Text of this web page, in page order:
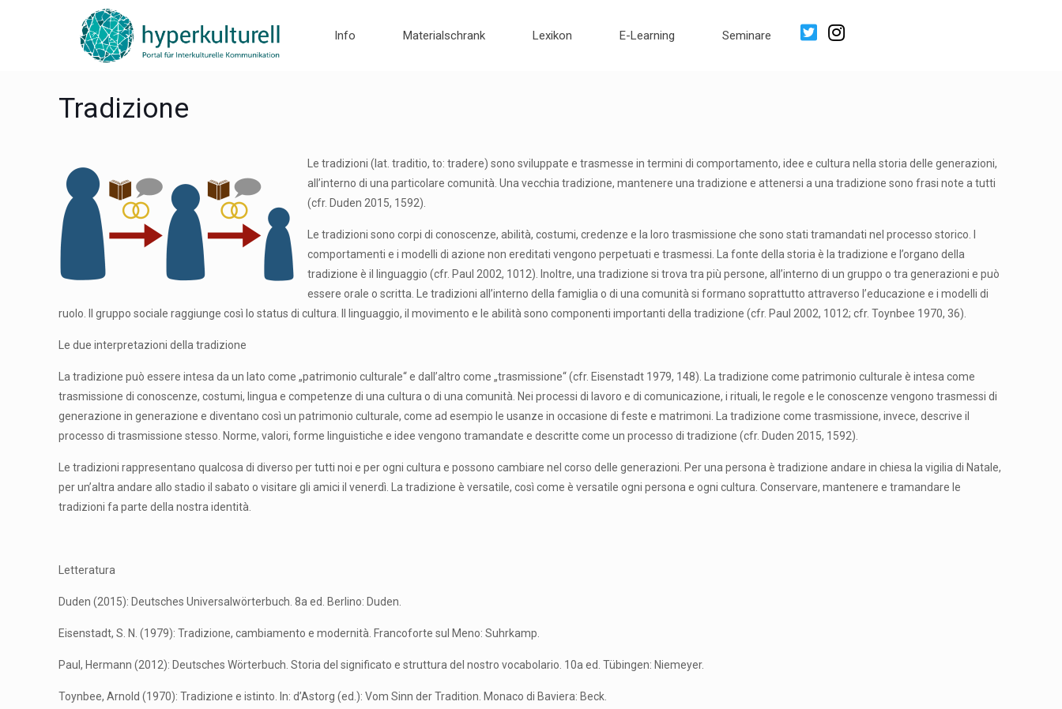
Info Materialschrank Lexikon E-Learning Seminare
Tradizione
Le tradizioni (lat. traditio, to: tradere) sono sviluppate e trasmesse in termini di comportamento, idee e cultura nella storia delle generazioni,
all’interno di una particolare comunità. Una vecchia tradizione, mantenere una tradizione e attenersi a una tradizione sono frasi note a tutti
(cfr. Duden 2015, 1592).
Le tradizioni sono corpi di conoscenze, abilità, costumi, credenze e la loro trasmissione che sono stati tramandati nel processo storico. I
comportamenti e i modelli di azione non ereditati vengono perpetuati e trasmessi. La fonte della storia è la tradizione e l’organo della
tradizione è il linguaggio (cfr. Paul 2002, 1012). Inoltre, una tradizione si trova tra più persone, all’interno di un gruppo o tra generazioni e può
essere orale o scritta. Le tradizioni all’interno della famiglia o di una comunità si formano soprattutto attraverso l’educazione e i modelli di
ruolo. Il gruppo sociale raggiunge così lo status di cultura. Il linguaggio, il movimento e le abilità sono componenti importanti della tradizione (cfr. Paul 2002, 1012; cfr. Toynbee 1970, 36).
Le due interpretazioni della tradizione
La tradizione può essere intesa da un lato come „patrimonio culturale“ e dall’altro come „trasmissione“ (cfr. Eisenstadt 1979, 148). La tradizione come patrimonio culturale è intesa come
trasmissione di conoscenze, costumi, lingua e competenze di una cultura o di una comunità. Nei processi di lavoro e di comunicazione, i rituali, le regole e le conoscenze vengono trasmessi di
generazione in generazione e diventano così un patrimonio culturale, come ad esempio le usanze in occasione di feste e matrimoni. La tradizione come trasmissione, invece, descrive il
processo di trasmissione stesso. Norme, valori, forme linguistiche e idee vengono tramandate e descritte come un processo di tradizione (cfr. Duden 2015, 1592).
Le tradizioni rappresentano qualcosa di diverso per tutti noi e per ogni cultura e possono cambiare nel corso delle generazioni. Per una persona è tradizione andare in chiesa la vigilia di Natale,
per un’altra andare allo stadio il sabato o visitare gli amici il venerdì. La tradizione è versatile, così come è versatile ogni persona e ogni cultura. Conservare, mantenere e tramandare le
tradizioni fa parte della nostra identità.
Letteratura
Duden (2015): Deutsches Universalwörterbuch. 8a ed. Berlino: Duden.
Eisenstadt, S. N. (1979): Tradizione, cambiamento e modernità. Francoforte sul Meno: Suhrkamp.
Paul, Hermann (2012): Deutsches Wörterbuch. Storia del significato e struttura del nostro vocabolario. 10a ed. Tübingen: Niemeyer.
Toynbee, Arnold (1970): Tradizione e istinto. In: d’Astorg (ed.): Vom Sinn der Tradition. Monaco di Baviera: Beck.